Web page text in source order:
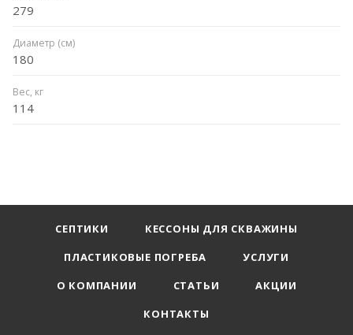
279
Диаметр (см)
180
Вес, кг
114
СЕПТИКИ
КЕССОНЫ ДЛЯ СКВАЖИНЫ
ПЛАСТИКОВЫЕ ПОГРЕБА
УСЛУГИ
О КОМПАНИИ
СТАТЬИ
АКЦИИ
КОНТАКТЫ